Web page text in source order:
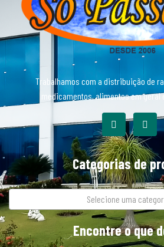
Trabalhamos com a distribuição de
medicamentos, alimentos em geral
Categorias de
Selecione uma
Encontre o que